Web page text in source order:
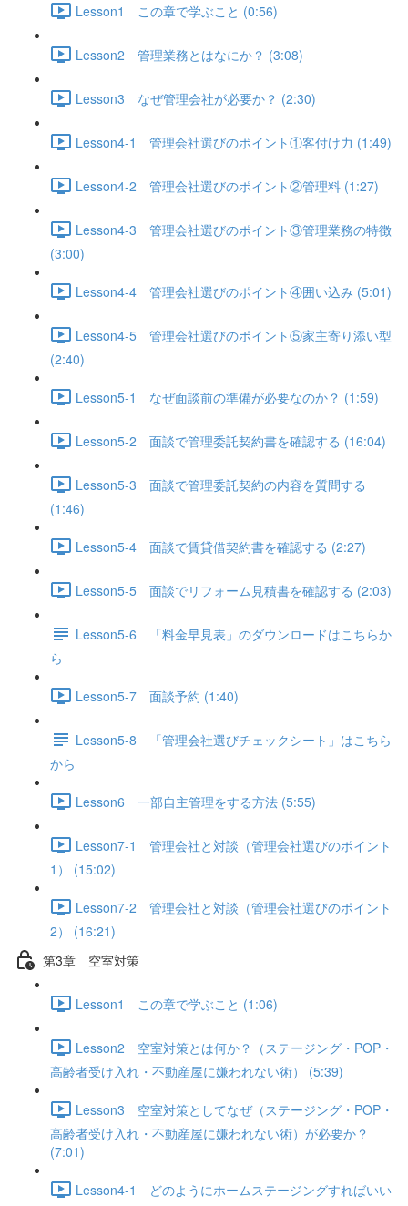
Lesson1 この章で学ぶこと (0:56)
Lesson2 管理業務とはなにか？ (3:08)
Lesson3 なぜ管理会社が必要か？ (2:30)
Lesson4-1 管理会社選びのポイント①客付け力 (1:49)
Lesson4-2 管理会社選びのポイント②管理料 (1:27)
Lesson4-3 管理会社選びのポイント③管理業務の特徴
(3:00)
Lesson4-4 管理会社選びのポイント④囲い込み (5:01)
Lesson4-5 管理会社選びのポイント⑤家主寄り添い型
(2:40)
Lesson5-1 なぜ面談前の準備が必要なのか？ (1:59)
Lesson5-2 面談で管理委託契約書を確認する (16:04)
Lesson5-3 面談で管理委託契約の内容を質問する
(1:46)
Lesson5-4 面談で賃貸借契約書を確認する (2:27)
Lesson5-5 面談でリフォーム見積書を確認する (2:03)
Lesson5-6 「料金早見表」のダウンロードはこちらか
ら
Lesson5-7 面談予約 (1:40)
Lesson5-8 「管理会社選びチェックシート」はこちら
から
Lesson6 一部自主管理をする方法 (5:55)
Lesson7-1 管理会社と対談（管理会社選びのポイント
1） (15:02)
Lesson7-2 管理会社と対談（管理会社選びのポイント
2） (16:21)
第3章 空室対策
Lesson1 この章で学ぶこと (1:06)
Lesson2 空室対策とは何か？（ステージング・POP・
高齢者受け入れ・不動産屋に嫌われない術） (5:39)
Lesson3 空室対策としてなぜ（ステージング・POP・
高齢者受け入れ・不動産屋に嫌われない術）が必要か？
(7:01)
Lesson4-1 どのようにホームステージングすればいい